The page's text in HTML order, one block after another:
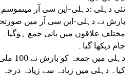
زور دیا گیا۔
نئی دہلی :دہلی-این سی آر میںموسم
بارش نے دہلی-این سی آر میں
مختلف علاقوں میں پانی جمع
جام دیکھا گیا۔
دہلی